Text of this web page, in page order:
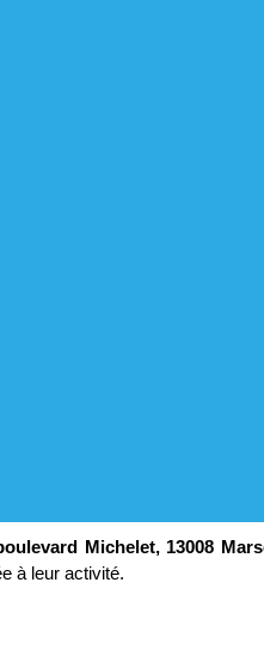
Michelet, 13008
à leur activité.